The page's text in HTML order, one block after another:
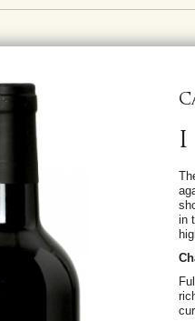
I
in